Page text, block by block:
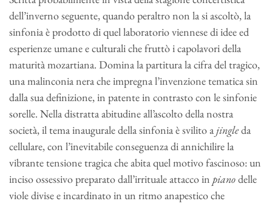
dell’inverno seguente, quando peraltro non la si ascoltò, la
sinfonia è prodotto di quel laboratorio viennese di idee ed
esperienze umane e culturali che fruttò i capolavori della
maturità mozartiana. Domina la partitura la cifra del tragico,
una malinconia nera che impregna l’invenzione tematica sin
dalla sua definizione, in patente in contrasto con le sinfonie
sorelle. Nella distratta abitudine all’ascolto della nostra
società, il tema inaugurale della sinfonia è svilito a jingleda
cellulare, con l’inevitabile conseguenza di annichilire la
vibrante tensione tragica che abita quel motivo fascinoso: un
inciso ossessivo preparato dall’irrituale attacco in pianodelle
viole divise e incardinato in un ritmo anapestico che